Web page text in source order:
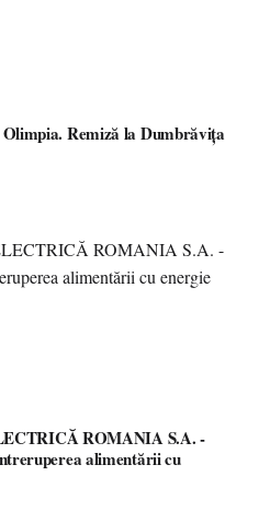
Remiză la Dumbrăvița
ROMANIA S.A. -
alimentării cu